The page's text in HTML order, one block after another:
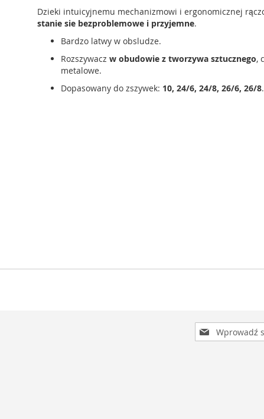
Dzieki intuicyjnemu mechanizmowi i ergonomicznej
stanie sie bezproblemowe i przyjemne.
Bardzo latwy w obsludze.
Rozszywacz w obudowie z tworzywa sztucznego,
metalowe.
Dopasowany do zszywek: 10, 24/6, 24/8, 26/6, 26/8.
Subskrybuj
nasz